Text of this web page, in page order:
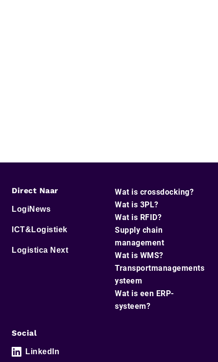
Direct Naar
LogiNews
ICT&Logistiek
Logistica Next
Wat is crossdocking?
Wat is 3PL?
Wat is RFID?
Supply chain
management
Wat is WMS?
Transportmanagements
ysteem
Wat is een ERP-
systeem?
Social
LinkedIn